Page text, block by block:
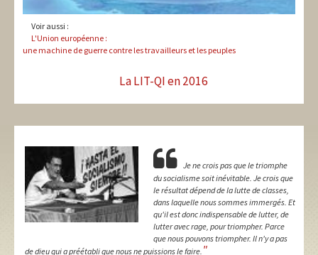
Voir aussi :
L'Union européenne :
une machine de guerre contre les travailleurs et les peuples
La LIT-QI en 2016
Je ne crois pas que le triomphe
du socialisme soit inévitable. Je crois que
le résultat dépend de la lutte de classes,
dans laquelle nous sommes immergés. Et
qu'il est donc indispensable de lutter, de
lutter avec rage, pour triompher. Parce
que nous pouvons triompher. Il n'y a pas
de dieu qui a préétabli que nous ne puissions le faire. "